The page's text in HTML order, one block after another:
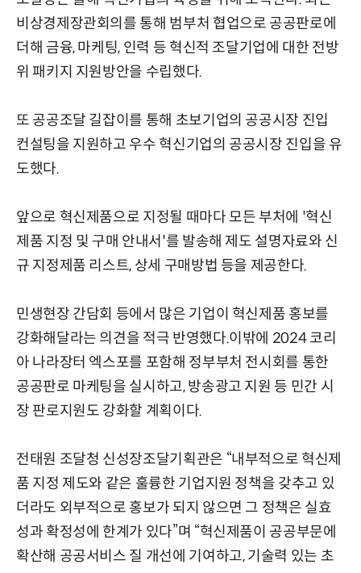
비상경제장관회의를 통해 범부처 협업으로 공공판로에
더해 금융, 마케팅, 인력 등 혁신적 조달기업에 대한 전방
위 패키지 지원방안을 수립했다.
또 공공조달 길잡이를 통해 초보기업의 공공시장 진입
컨설팅을 지원하고 우수 혁신기업의 공공시장 진입을 유
도했다.
앞으로 혁신제품으로 지정될 때마다 모든 부처에 '혁신
제품 지정 및 구매 안내서'를 발송해 제도 설명자료와 신
규 지정제품 리스트, 상세 구매방법 등을 제공한다.
민생현장 간담회 등에서 많은 기업이 혁신제품 홍보를
강화해달라는 의견을 적극 반영했다.이밖에 2024 코리
아 나라장터 엑스포를 포함해 정부부처 전시회를 통한
공공판로 마케팅을 실시하고, 방송광고 지원 등 민간 시
장 판로지원도 강화할 계획이다.
전태원 조달청 신성장조달기획관은 “내부적으로 혁신제
품 지정 제도와 같은 훌륭한 기업지원 정책을 갖추고 있
더라도 외부적으로 홍보가 되지 않으면 그 정책은 실효
성과 확정성에 한계가 있다”며 “혁신제품이 공공부문에
확산해 공공서비스 질 개선에 기여하고, 기술력 있는 초